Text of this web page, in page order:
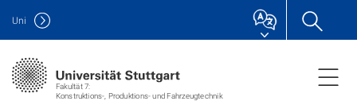
Fakultät 7:
Konstruktions-, Produktions- und Fahrzeugtechnik
Uni